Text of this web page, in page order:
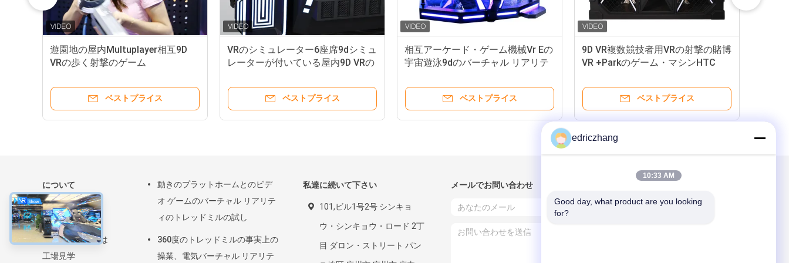
遊園地の屋内Multuplayer相互9D
VRの歩く射撃のゲーム
ベストプライス
VRのシミュレーター6座席9dシミュ
レーターが付いている屋内9D VRの
ベストプライス
相互アーケード・ゲーム機械Vr Eの
宇宙遊泳9dのバーチャル リアリテ
ベストプライス
9D VR複数競技者用VRの射撃の賭博
VR +Parkのゲーム・マシンHTC
ベストプライス
について
家
製品
私たちに関しては
工場見学
動きのプラットホームとのビデ
オ ゲームのバーチャル リアリテ
ィのトレッドミルの試し
360度のトレッドミルの事実上の
操業、電気バーチャル リアリテ
私達に続いて下さい
101,ビル1号2号 シンキョ
ウ・シンキョウ・ロード 2丁
目 ダロン・ストリート パン
メールでお問い合わせ
edriczhang
10:33 AM
Good day, what product are you looking
for?